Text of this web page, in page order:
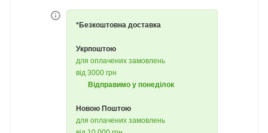
*Безкоштовна доставка
Укрпоштою
для оплачених замовлень
від 3000 грн
Відправимо у понеділок
Новою Поштою
для оплачених замовлень